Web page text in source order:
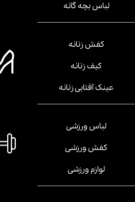
لباس بچه گانه
کفش زنانه
کیف زنانه
عینک آفتابی زنانه
لباس ورزشی
کفش ورزشی
لوازم ورزشی